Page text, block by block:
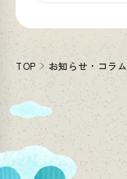
TOP お知らせ・コラム